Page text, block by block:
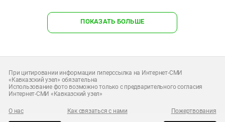
ПОКАЗАТЬ БОЛЬШЕ
При цитировании информации гиперссылка на Интернет-СМИ
«Кавказский узел» обязательна
Использование фото возможно только с предварительного согласия
Интернет-СМИ «Кавказский узел»
О нас Как связаться с нами Пожертвования